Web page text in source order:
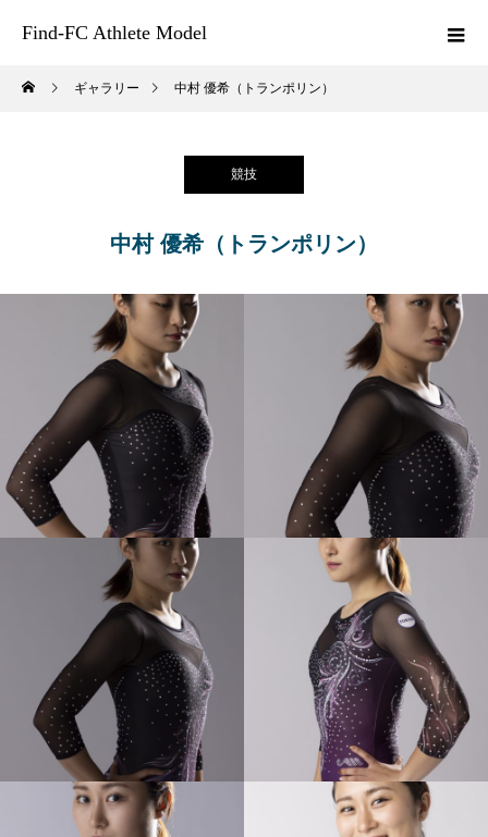
Find-FC Athlete Model
ギャラリー 中村 優希（トランポリン）
競技
中村 優希（トランポリン）